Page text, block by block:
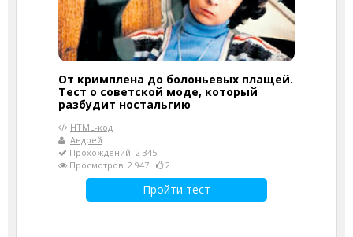
От кримплена до болоньевых плащей.
Тест о советской моде, который
разбудит ностальгию
HTML-код
Андрей
Прохождений: 2 345
Просмотров: 2 947
2
Пройти тест